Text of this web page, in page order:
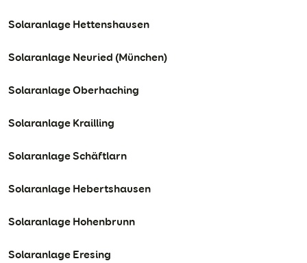
Solaranlage Hettenshausen
Solaranlage Neuried (München)
Solaranlage Oberhaching
Solaranlage Krailling
Solaranlage Schäftlarn
Solaranlage Hebertshausen
Solaranlage Hohenbrunn
Solaranlage Eresing